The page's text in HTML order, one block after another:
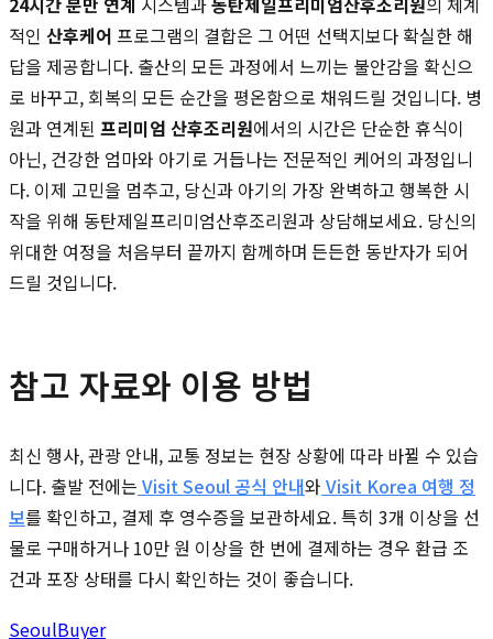
적인 산후케어 프로그램의 결합은 그 어떤 선택지보다 확실한 해
답을 제공합니다. 출산의 모든 과정에서 느끼는 불안감을 확신으
로 바꾸고, 회복의 모든 순간을 평온함으로 채워드릴 것입니다. 병
원과 연계된 프리미엄 산후조리원에서의 시간은 단순한 휴식이
아닌, 건강한 엄마와 아기로 거듭나는 전문적인 케어의 과정입니
다. 이제 고민을 멈추고, 당신과 아기의 가장 완벽하고 행복한 시
작을 위해 동탄제일프리미엄산후조리원과 상담해보세요. 당신의
위대한 여정을 처음부터 끝까지 함께하며 든든한 동반자가 되어
드릴 것입니다.
참고 자료와 이용 방법
최신 행사, 관광 안내, 교통 정보는 현장 상황에 따라 바뀔 수 있습
니다. 출발 전에는 Visit Seoul 공식 안내와 Visit Korea 여행 정
보를 확인하고, 결제 후 영수증을 보관하세요. 특히 3개 이상을 선
물로 구매하거나 10만 원 이상을 한 번에 결제하는 경우 환급 조
건과 포장 상태를 다시 확인하는 것이 좋습니다.
SeoulBuyer